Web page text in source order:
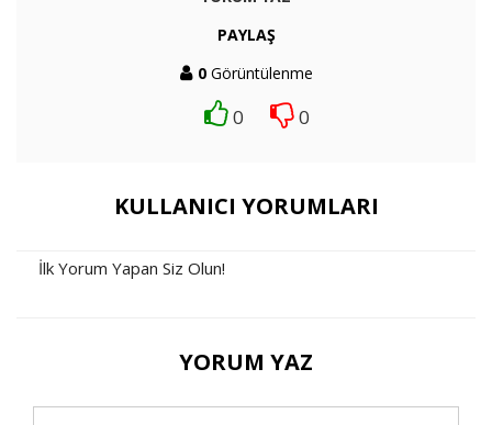
PAYLAŞ
0Görüntülenme
0 0
KULLANICI YORUMLARI
İlk Yorum Yapan Siz Olun!
YORUM YAZ